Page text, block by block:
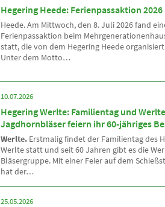
Hegering Heede: Ferienpassaktion 2026
Heede. Am Mittwoch, den 8. Juli 2026 fand
Ferienpassaktion beim
statt, die von dem Hegering Heede
Unter dem Motto…
10.07.2026
Hegering Werlte: Familientag und
Jagdhornbläser feiern ihr 60-jähriges
Werlte. Erstmalig findet der Familientag des
Werlte statt und seit 60 Jahren gibt es die
Bläsergruppe. Mit einer Feier auf dem
hat der…
25.05.2026